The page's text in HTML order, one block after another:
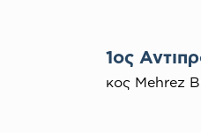
1ος
κος Mehrez